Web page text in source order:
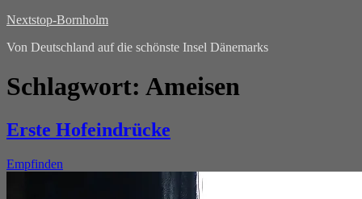
Nextstop-Bornholm
Von Deutschland auf die schönste Insel Dänemarks
Schlagwort: Ameisen
Erste Hofeindrücke
Empfinden